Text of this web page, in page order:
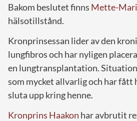
Bakom beslutet finns Mette-
hälsotillstånd.
Kronprinsessan lider av den
lungfibros och har nyligen
en lungtransplantation.
som mycket allvarlig och har fått
sluta upp kring henne.
Kronprins Haakon har avbrutit